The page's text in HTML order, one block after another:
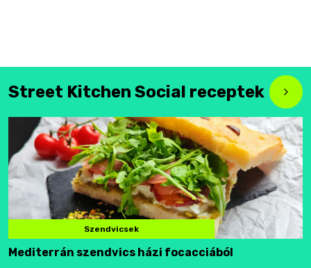
Street Kitchen Social receptek
Szendvicsek
Mediterrán szendvics házi focacciából